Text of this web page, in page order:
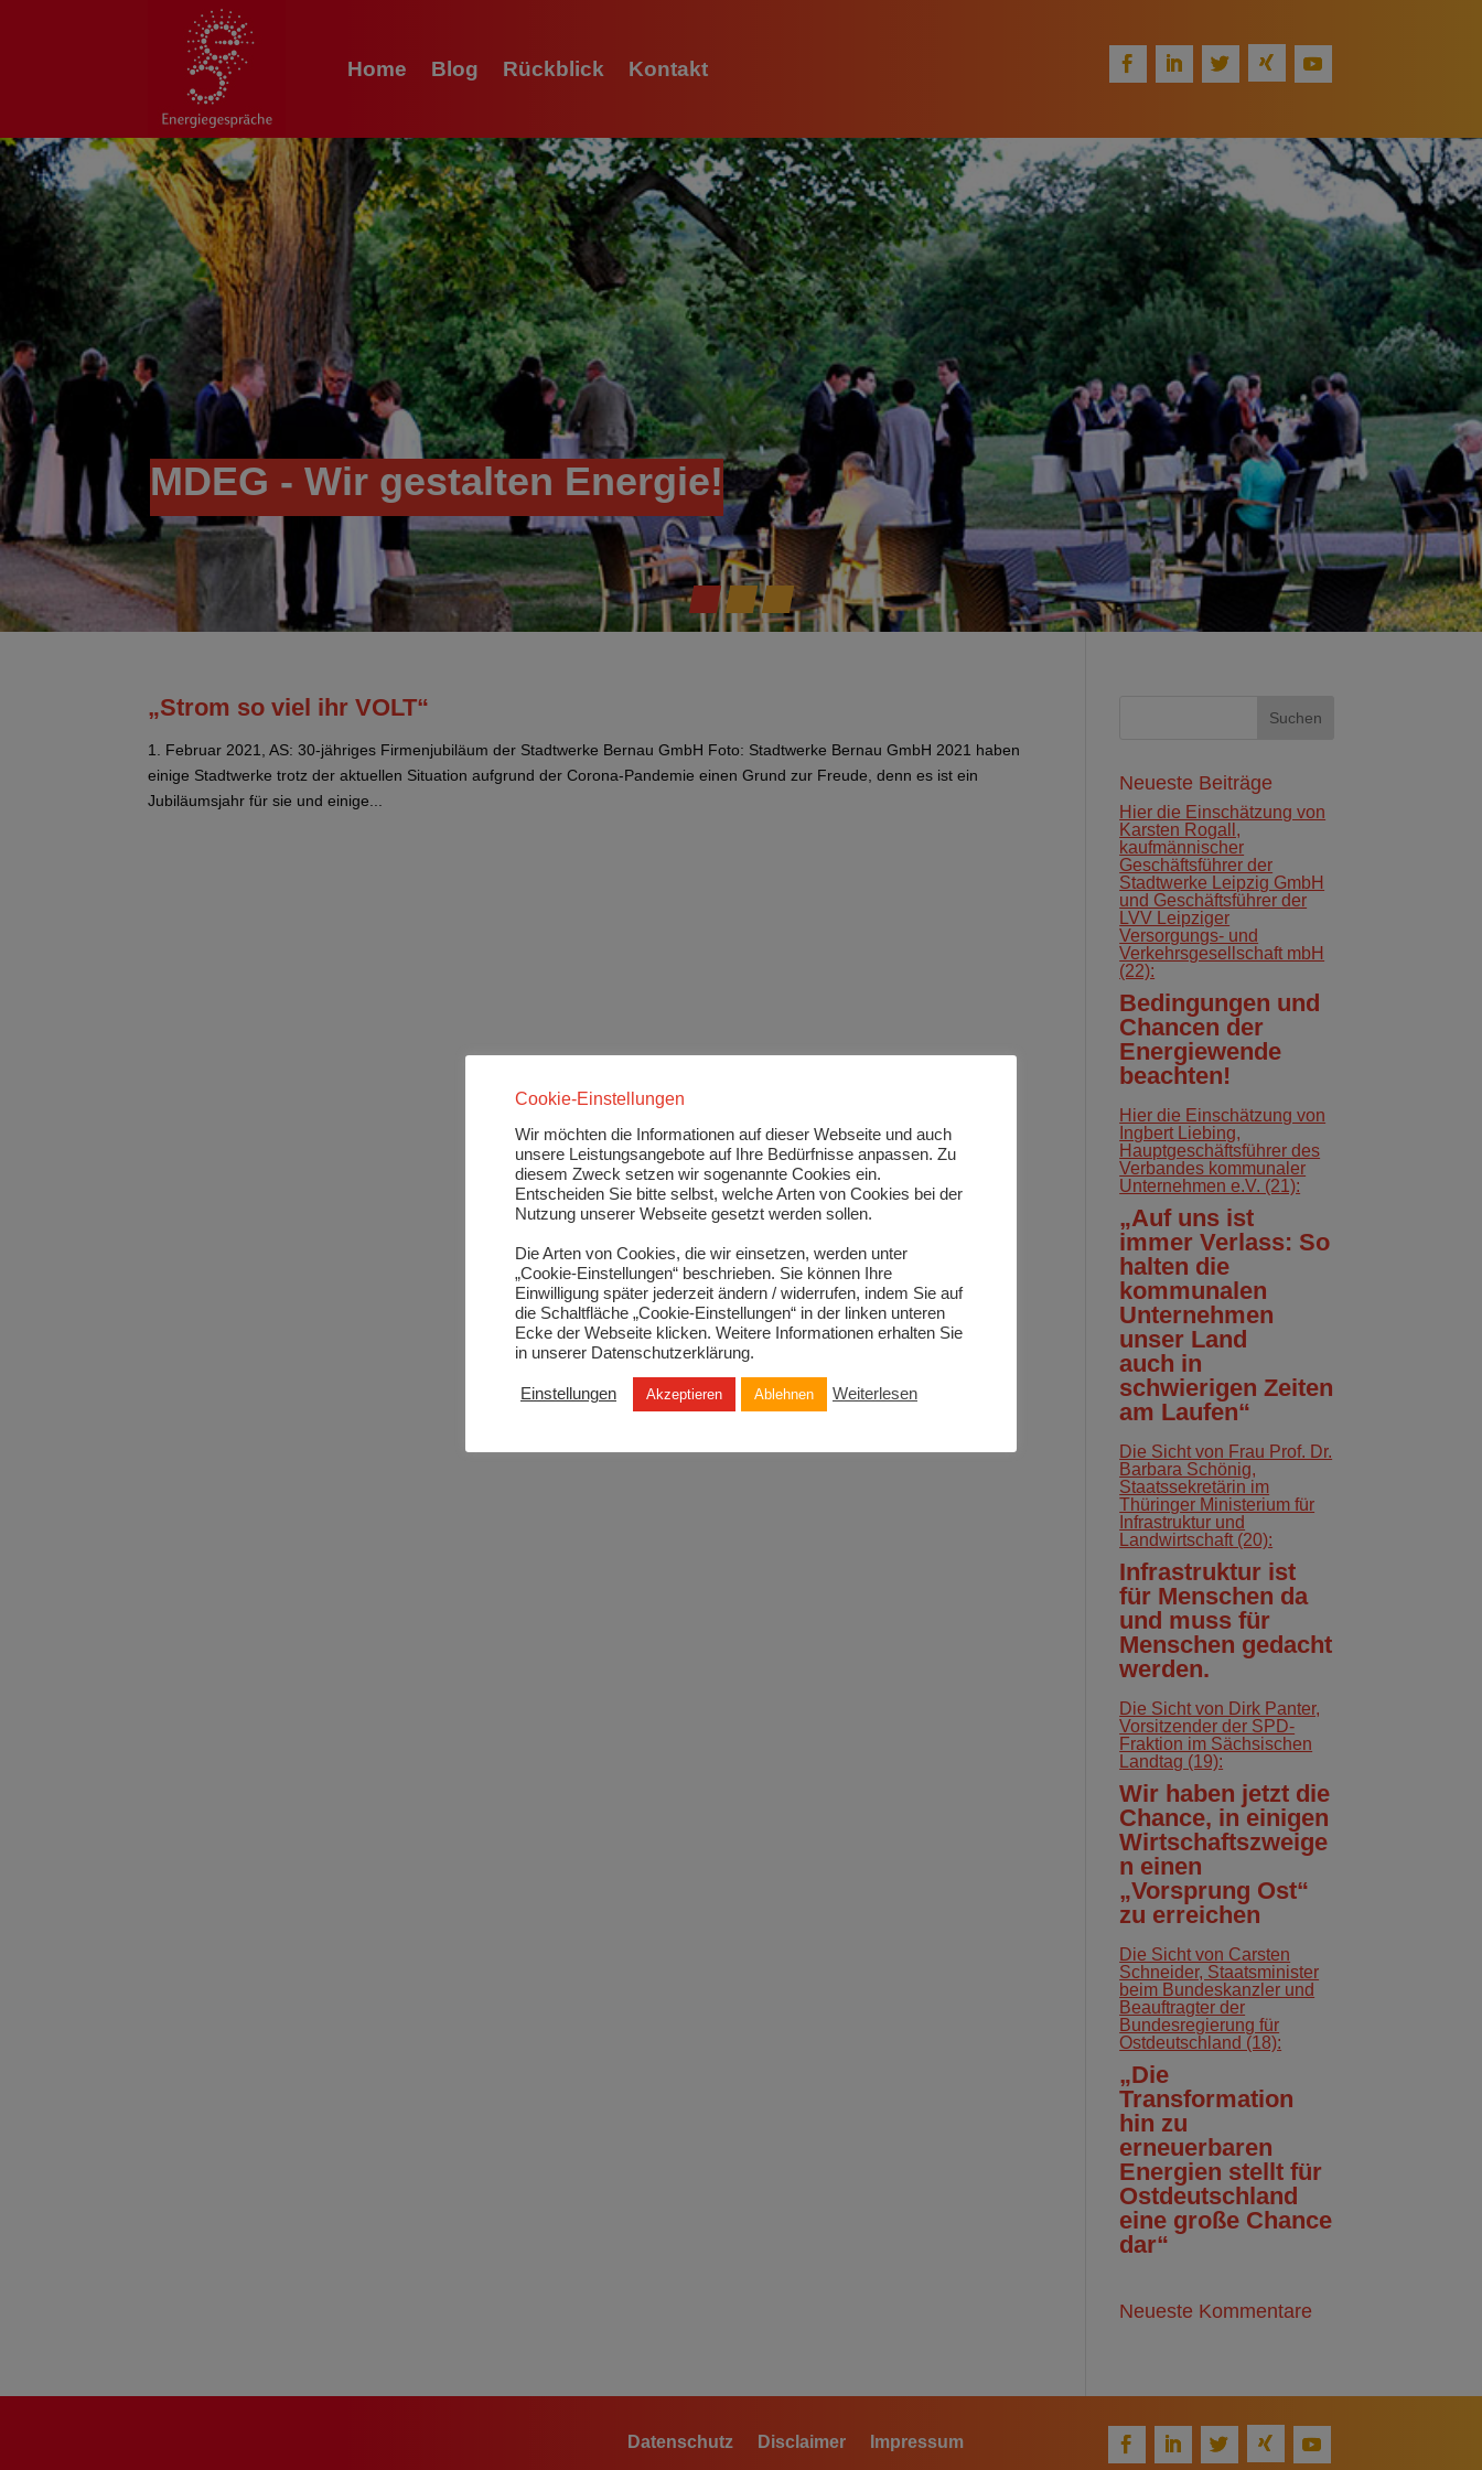
Home Blog Rückblick Kontakt
MDEG - Wir gestalten Energie!
A D I N G
„Strom so viel ihr VOLT“
1. Februar 2021, AS: 30-jähriges Firmenjubiläum der Stadtwerke Bernau GmbH Foto: Stadtwerke Bernau GmbH 2021 haben
einige Stadtwerke trotz der aktuellen Situation aufgrund der Corona-Pandemie einen Grund zur Freude, denn es ist ein
Jubiläumsjahr für sie und einige...
Neueste Beiträge
Hier die Einschätzung von
Karsten Rogall,
kaufmännischer
Geschäftsführer der
Stadtwerke Leipzig GmbH
und Geschäftsführer der
LVV Leipziger
Versorgungs‐ und
Verkehrsgesellschaft mbH
(22):
Bedingungen und
Chancen der
Energiewende
beachten!
Hier die Einschätzung von
Ingbert Liebing,
Hauptgeschäftsführer des
Verbandes kommunaler
Unternehmen e.V. (21):
„Auf uns ist
immer Verlass: So
halten die
kommunalen
Unternehmen
unser Land
auch in
schwierigen Zeiten
am Laufen“
Die Sicht von Frau Prof. Dr.
Barbara Schönig,
Staatssekretärin im
Thüringer Ministerium für
Infrastruktur und
Landwirtschaft (20):
Infrastruktur ist
für Menschen da
und muss für
Menschen gedacht
werden.
Die Sicht von Dirk Panter,
Vorsitzender der SPD-
Fraktion im Sächsischen
Landtag (19):
Wir haben jetzt die
Chance, in einigen
Wirtschaftszweige
n einen
„Vorsprung Ost“
zu erreichen
Die Sicht von Carsten
Schneider, Staatsminister
beim Bundeskanzler und
Beauftragter der
Bundesregierung für
Ostdeutschland (18):
„Die
Transformation
hin zu
erneuerbaren
Energien stellt für
Ostdeutschland
eine große Chance
dar“
Neueste Kommentare
Datenschutz Disclaimer Impressum
Cookie-Einstellungen
Wir möchten die Informationen auf dieser Webseite und auch
unsere Leistungsangebote auf Ihre Bedürfnisse anpassen. Zu
diesem Zweck setzen wir sogenannte Cookies ein.
Entscheiden Sie bitte selbst, welche Arten von Cookies bei der
Nutzung unserer Webseite gesetzt werden sollen.
Die Arten von Cookies, die wir einsetzen, werden unter
„Cookie-Einstellungen“ beschrieben. Sie können Ihre
Einwilligung später jederzeit ändern / widerrufen, indem Sie auf
die Schaltfläche „Cookie-Einstellungen“ in der linken unteren
Ecke der Webseite klicken. Weitere Informationen erhalten Sie
in unserer Datenschutzerklärung.
Einstellungen Akzeptieren Ablehnen Weiterlesen